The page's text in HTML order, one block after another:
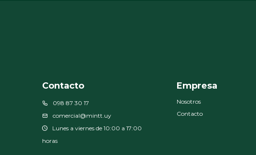
Contacto
098 87 30 17
comercial@mintt.uy
Lunes a viernes de 10:00 a 17:00
horas
Empresa
Nosotros
Contacto